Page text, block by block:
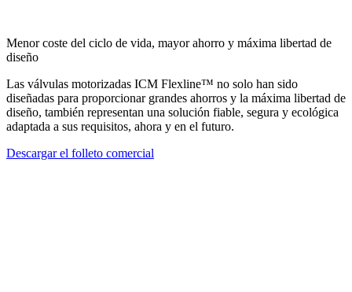
Menor coste del ciclo de vida, mayor ahorro y máxima libertad de
diseño
Las válvulas motorizadas ICM Flexline™ no solo han sido
diseñadas para proporcionar grandes ahorros y la máxima libertad de
diseño, también representan una solución fiable, segura y ecológica
adaptada a sus requisitos, ahora y en el futuro.
Descargar el folleto comercial